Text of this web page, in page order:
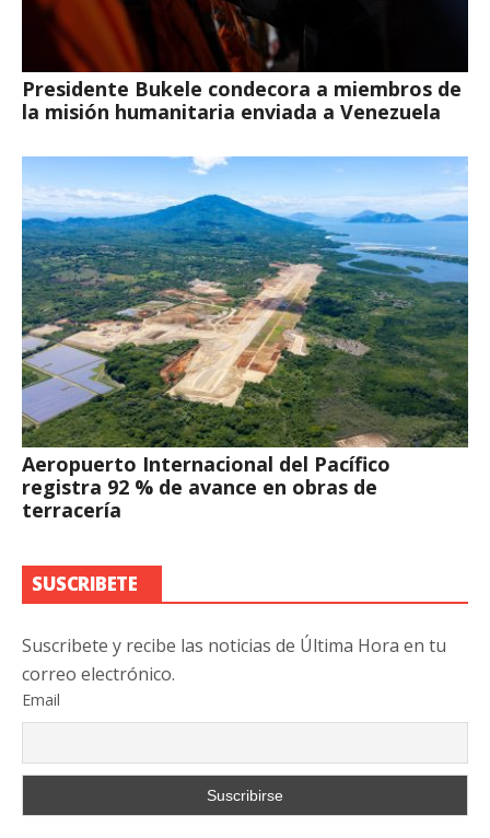
Presidente Bukele condecora a miembros de
la misión humanitaria enviada a Venezuela
Aeropuerto Internacional del Pacífico
registra 92 % de avance en obras de
terracería
SUSCRIBETE
Suscribete y recibe las noticias de Última Hora en tu
correo electrónico.
Email